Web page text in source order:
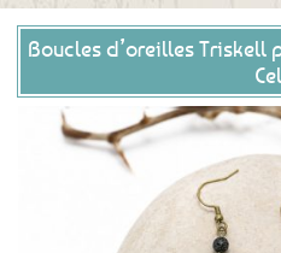
Boucles d’oreilles Triskell